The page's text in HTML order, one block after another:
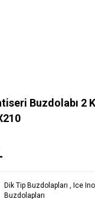
Buzdolabı 2
Dik Tip Buzdolapları Ice
Buzdolapları